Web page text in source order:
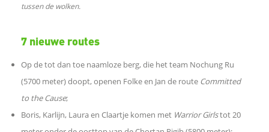
o
tussen de wolken.
7 nieuwe routes
Op de tot dan toe naamloze berg, die het team Nochung Ru
(5700 meter) doopt, openen Folke en Jan de route Committed
to the Cause;
Boris, Karlijn, Laura en Claartje komen met Warrior Girlstot 20